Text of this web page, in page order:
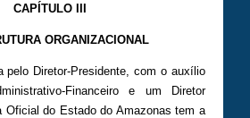
CAPÍTULO III
ORGANIZACIONAL
pelo Diretor-Presidente, com o auxílio
Financeiro e um Diretor
Oficial do Estado do Amazonas tem a